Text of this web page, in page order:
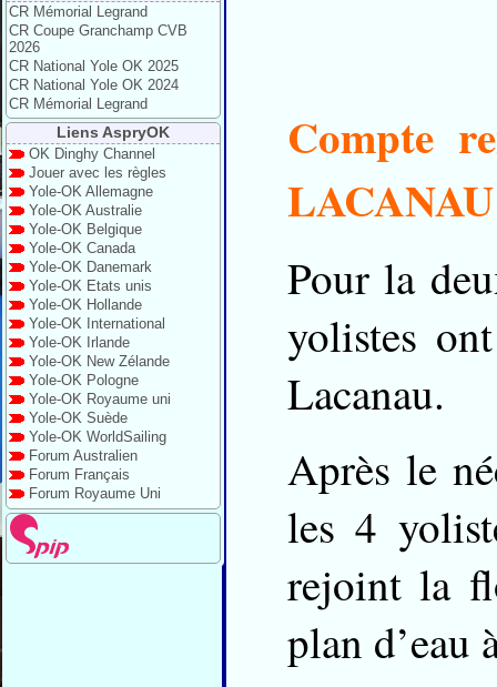
CR Mémorial Legrand
CR Coupe Granchamp CVB
2026
CR National Yole OK 2025
CR National Yole OK 2024
CR Mémorial Legrand
Liens AspryOK
OK Dinghy Channel
Jouer avec les règles
Yole-OK Allemagne
Yole-OK Australie
Yole-OK Belgique
Yole-OK Canada
Yole-OK Danemark
Yole-OK Etats unis
Yole-OK Hollande
Yole-OK International
Yole-OK Irlande
Yole-OK New Zélande
Yole-OK Pologne
Yole-OK Royaume uni
Yole-OK Suède
Yole-OK WorldSailing
Forum Australien
Forum Français
Forum Royaume Uni
Compte
LACANAU
Pour la
yolistes
Lacanau.
Après le
les 4
rejoint la
plan d’eau